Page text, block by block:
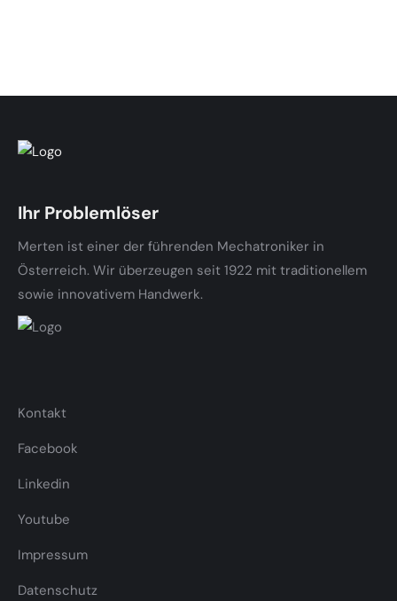
Ihr Problemlöser
Merten ist einer der führenden Mechatroniker in
Österreich. Wir überzeugen seit 1922 mit traditionellem
sowie innovativem Handwerk.
Kontakt
Facebook
Linkedin
Youtube
Impressum
Datenschutz